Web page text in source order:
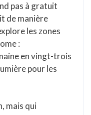
pas à gratuit
de manière
les zones
:
en vingt-trois
pour les
mais qui